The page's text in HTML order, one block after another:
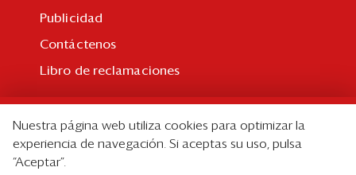
Publicidad
Contáctenos
Libro de reclamaciones
Suscripción individual
Paquetes corporativos
Nuestra página web utiliza cookies para optimizar la
experiencia de navegación. Si aceptas su uso, pulsa
“Aceptar”.